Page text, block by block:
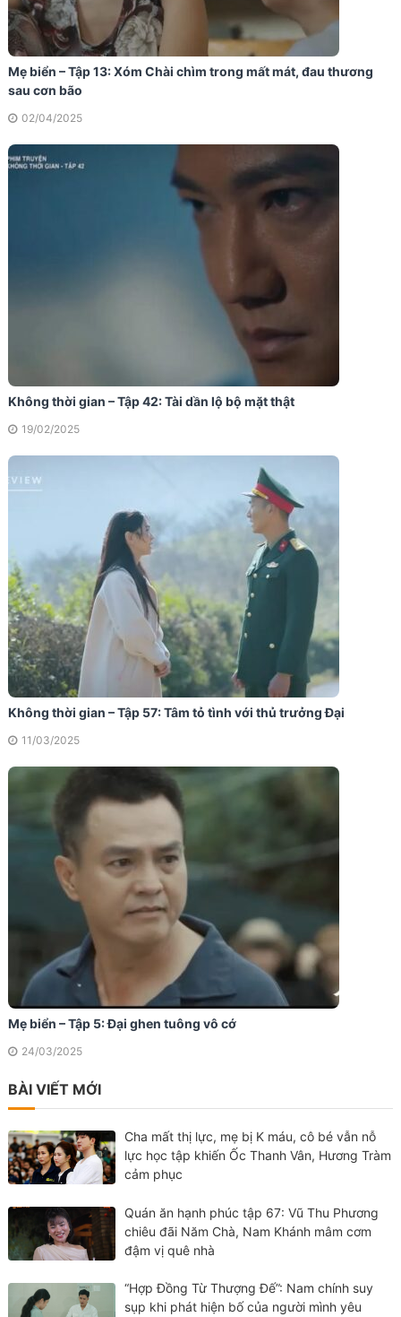
Mẹ biển – Tập 13: Xóm Chài chìm trong mất mát, đau thương
sau cơn bão
02/04/2025
Không thời gian – Tập 42: Tài dần lộ bộ mặt thật
19/02/2025
Không thời gian – Tập 57: Tâm tỏ tình với thủ trưởng Đại
11/03/2025
Mẹ biển – Tập 5: Đại ghen tuông vô cớ
24/03/2025
BÀI VIẾT MỚI
Cha mất thị lực, mẹ bị K máu, cô bé vẫn nỗ
lực học tập khiến Ốc Thanh Vân, Hương Tràm
cảm phục
Quán ăn hạnh phúc tập 67: Vũ Thu Phương
chiêu đãi Năm Chà, Nam Khánh mâm cơm
đậm vị quê nhà
“Hợp Đồng Từ Thượng Đế”: Nam chính suy
sụp khi phát hiện bố của người mình yêu